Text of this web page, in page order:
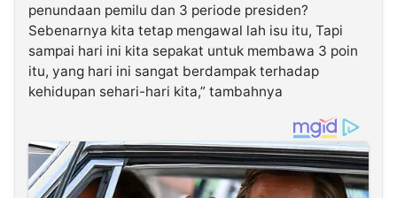
penundaan pemilu dan 3 periode presiden?
Sebenarnya kita tetap mengawal lah isu itu, Tapi
sampai hari ini kita sepakat untuk membawa 3 poin
itu, yang hari ini sangat berdampak terhadap
kehidupan sehari-hari kita,” tambahnya